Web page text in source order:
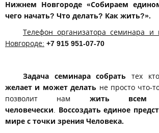
Нижнем Новгороде «Собираем
чего начать? Что делать? Как жить?».
Телефон организатора семинара
Новгороде: +7 915 951-07-70
Задача семинара собрать тех
желает и может делать не просто что-
позволит нам жить всем
человечески. Воссоздать единое
мире с точки зрения Человека.